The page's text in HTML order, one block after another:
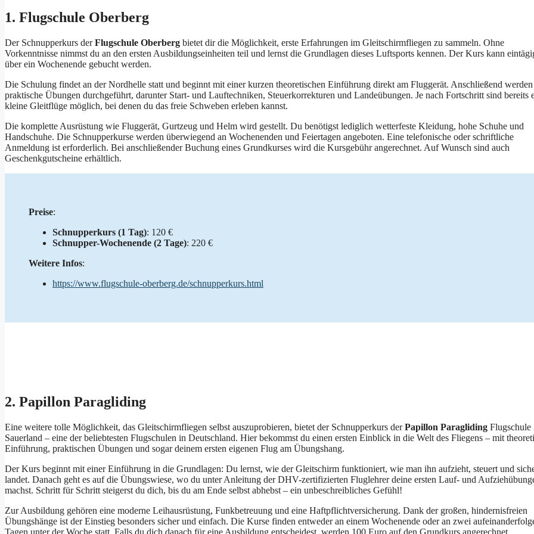
1. Flugschule Oberberg
Der Schnupperkurs derFlugschule Oberberg bietet dir die Möglichkeit, erste Erfahrungen im Gleitschirmfliegen zu sammeln. Ohne
Vorkenntnisse nimmst du an den ersten Ausbildungseinheiten teil und lernst die Grundlagen dieses Luftsports kennen. Der Kurs kann
über ein Wochenende gebucht werden.
Die Schulung findet an der Nordhelle statt und beginnt mit einer kurzen theoretischen Einführung direkt am Fluggerät. Anschließend werden
praktische Übungen durchgeführt, darunter Start- und Lauftechniken, Steuerkorrekturen und Landeübungen. Je nach Fortschritt sind bereits
kleine Gleitflüge möglich, bei denen du das freie Schweben erleben kannst.
Die komplette Ausrüstung wie Fluggerät, Gurtzeug und Helm wird gestellt. Du benötigst lediglich wetterfeste Kleidung, hohe Schuhe und
Handschuhe. Die Schnupperkurse werden überwiegend an Wochenenden und Feiertagen angeboten. Eine telefonische oder schriftliche
Anmeldung ist erforderlich. Bei anschließender Buchung eines Grundkurses wird die Kursgebühr angerechnet. Auf Wunsch sind auch
Geschenkgutscheine erhältlich.
Preise:
Schnupperkurs (1 Tag): 120 €
Schnupper-Wochenende (2 Tage): 220 €
Weitere Infos:
https://www.flugschule-oberberg.de/schnupperkurs.html
2. Papillon Paragliding
Eine weitere tolle Möglichkeit, das Gleitschirmfliegen selbst auszuprobieren, bietet der Schnupperkurs derPapillon Paragliding Flugschule
Sauerland – eine der beliebtesten Flugschulen in Deutschland. Hier bekommst du einen ersten Einblick in die Welt des Fliegens – mit
Einführung, praktischen Übungen und sogar deinem ersten eigenen Flug am Übungshang.
Der Kurs beginnt mit einer Einführung in die Grundlagen: Du lernst, wie der Gleitschirm funktioniert, wie man ihn aufzieht, steuert und
landet. Danach geht es auf die Übungswiese, wo du unter Anleitung der DHV-zertifizierten Fluglehrer deine ersten Lauf- und
machst. Schritt für Schritt steigerst du dich, bis du am Ende selbst abhebst – ein unbeschreibliches Gefühl!
Zur Ausbildung gehören eine moderne Leihausrüstung, Funkbetreuung und eine Haftpflichtversicherung. Dank der großen, hindernisfreien
Übungshänge ist der Einstieg besonders sicher und einfach. Die Kurse finden entweder an einem Wochenende oder an zwei
Tagen unter der Woche statt. Falls du dich danach für eine Ausbildung entscheidest, werden 100 Euro auf den Grundkurs angerechnet.